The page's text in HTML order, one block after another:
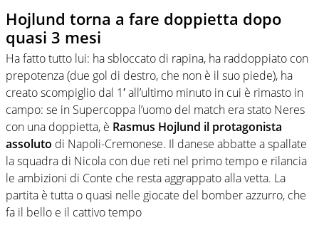
Hojlund torna a fare doppietta dopo
quasi 3 mesi
Ha fatto tutto lui: ha sbloccato di rapina, ha raddoppiato con
prepotenza (due gol di destro, che non è il suo piede), ha
creato scompiglio dal 1′ all’ultimo minuto in cui è rimasto in
campo: se in Supercoppa l’uomo del match era stato Neres
con una doppietta, è Rasmus Hojlund il protagonista
assoluto di Napoli-Cremonese. Il danese abbatte a spallate
la squadra di Nicola con due reti nel primo tempo e rilancia
le ambizioni di Conte che resta aggrappato alla vetta. La
partita è tutta o quasi nelle giocate del bomber azzurro, che
fa il bello e il cattivo tempo